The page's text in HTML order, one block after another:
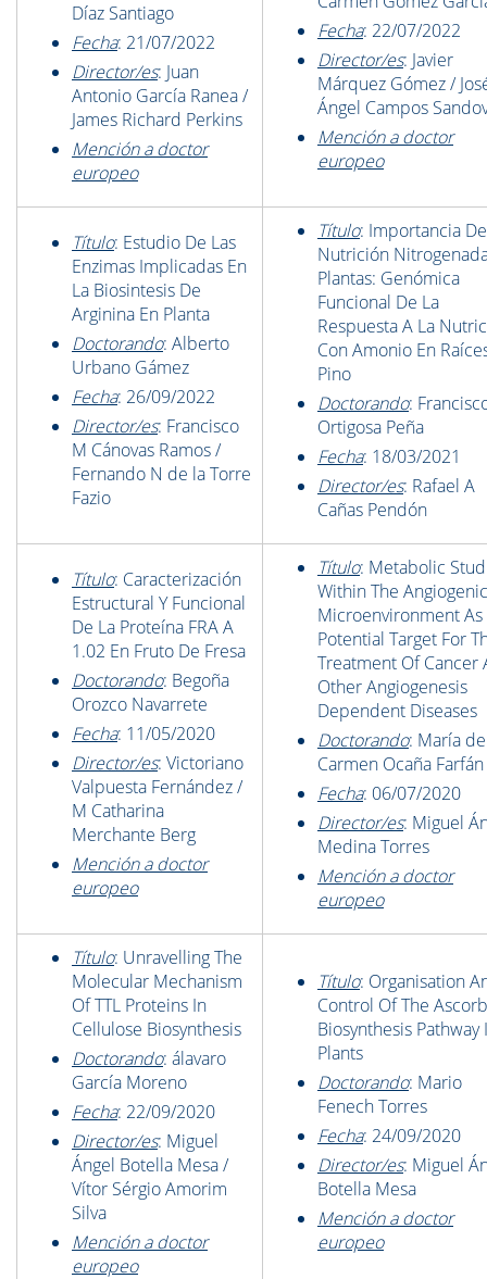
Díaz Santiago
Fecha: 21/07/2022
Director/es: Juan
Antonio García Ranea /
James Richard Perkins
Mención a doctor
europeo
Fecha: 22/07/2022
Director/es: Javier
Márquez Gómez /
Ángel Campos
Mención a doctor
europeo
Título: Estudio De Las
Enzimas Implicadas En
La Biosintesis De
Arginina En Planta
Doctorando: Alberto
Urbano Gámez
Fecha: 26/09/2022
Director/es: Francisco
M Cánovas Ramos /
Fernando N de la Torre
Fazio
Título: Importancia
Nutrición
Plantas: Genómica
Funcional De La
Respuesta A La
Con Amonio En
Pino
Doctorando:
Ortigosa Peña
Fecha: 18/03/2021
Director/es: Rafael A
Cañas Pendón
Título: Caracterización
Estructural Y Funcional
De La Proteína FRA A
1.02 En Fruto De Fresa
Doctorando: Begoña
Orozco Navarrete
Fecha: 11/05/2020
Director/es: Victoriano
Valpuesta Fernández /
M Catharina
Merchante Berg
Mención a doctor
europeo
Título: Metabolic
Within The Angiogenic
Microenvironment As
Potential Target For
Treatment Of Cancer
Other Angiogenesis
Dependent Diseases
Doctorando: María
Carmen Ocaña Farfán
Fecha: 06/07/2020
Director/es: Miguel
Medina Torres
Mención a doctor
europeo
Título: Unravelling The
Molecular Mechanism
Of TTL Proteins In
Cellulose Biosynthesis
Doctorando: álavaro
García Moreno
Fecha: 22/09/2020
Director/es: Miguel
Ángel Botella Mesa /
Vítor Sérgio Amorim
Silva
Mención a doctor
europeo
Título: Organisation
Control Of The
Biosynthesis Pathway
Plants
Doctorando: Mario
Fenech Torres
Fecha: 24/09/2020
Director/es: Miguel
Botella Mesa
Mención a doctor
europeo